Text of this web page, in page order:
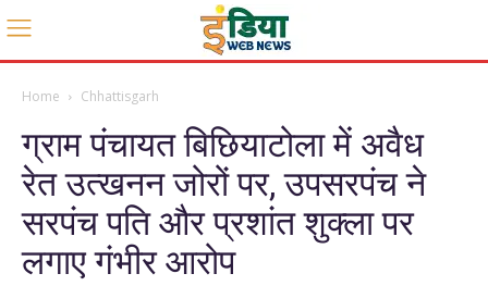
Home Chhattisgarh
ग्राम पंचायत बिछियाटोला में अवैध
रेत उत्खनन जोरों पर, उपसरपंच ने
सरपंच पति और प्रशांत शुक्ला पर
लगाए गंभीर आरोप